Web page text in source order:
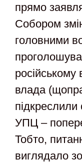
прямо
Собором
головними
російському
влада
УПЦ –
Тобто,
виглядало